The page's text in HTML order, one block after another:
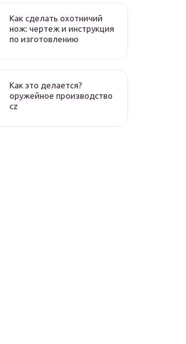
Как сделать охотничий
нож: чертеж и инструкция
по изготовлению
Как это делается?
оружейное производство
cz